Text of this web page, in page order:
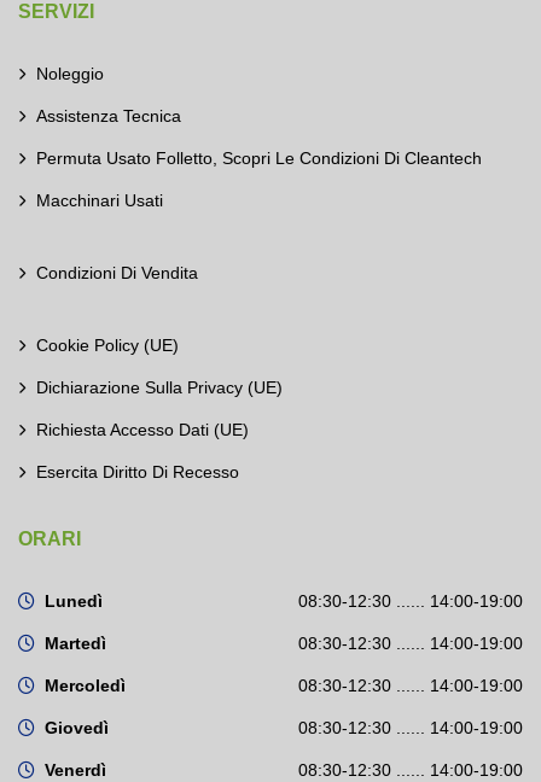
SERVIZI
Noleggio
Assistenza Tecnica
Permuta Usato Folletto, Scopri Le Condizioni Di Cleantech
Macchinari Usati
Condizioni Di Vendita
Cookie Policy (UE)
Dichiarazione Sulla Privacy (UE)
Richiesta Accesso Dati (UE)
Esercita Diritto Di Recesso
ORARI
Lunedì 08:30-12:30 ...... 14:00-19:00
Martedì 08:30-12:30 ...... 14:00-19:00
Mercoledì 08:30-12:30 ...... 14:00-19:00
Giovedì 08:30-12:30 ...... 14:00-19:00
Venerdì 08:30-12:30 ...... 14:00-19:00